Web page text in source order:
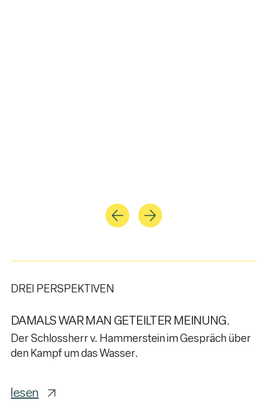
DREI PERSPEKTIVEN
DAMALS WAR MAN GETEILTER MEINUNG.
Der Schlossherr v. Hammerstein im Gespräch über
den Kampf um das Wasser.
lesen